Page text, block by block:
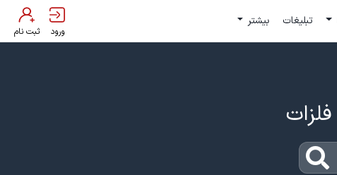
تبلیغات بیشتر
ورود ثبت نام